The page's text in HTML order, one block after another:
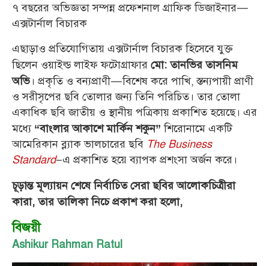
৭ বছরের অভিজ্ঞতা সম্পন্ন প্রফেশনাল গ্রাফিক ডিজাইনার—
এক্সটার্নাল বিচারক
এছাড়াও প্রতিযোগিতায় এক্সটার্নাল বিচারক হিসেবে যুক্ত
ছিলেন ওয়াইল্ড লাইফ ফটোগ্রাফার মো: তানভির তাসনিম
অভি। প্রকৃতি ও বন্যপ্রাণী—বিশেষ করে পাখি, স্তন্যপায়ী প্রাণী
ও সরীসৃপের ছবি তোলার জন্য তিনি পরিচিত। তার তোলা
একাধিক ছবি জাতীয় ও স্থানীয় পত্রিকায় প্রকাশিত হয়েছে। এর
মধ্যে “বাংলার আকাশে মার্কিন শকুন” শিরোনামে একটি
আমেরিকান ব্ল্যাক ভালচারের ছবি The Business
Standard–এ প্রকাশিত হয়ে ব্যাপক প্রশংসা অর্জন করে।
চূড়ান্ত মূল্যায়ন শেষে নির্বাচিত সেরা ছবির আলোকচিত্রীরা
কারা, তার তালিকা নিচে প্রকাশ করা হলো,
বিজয়ী
Ashikur Rahman Ratul